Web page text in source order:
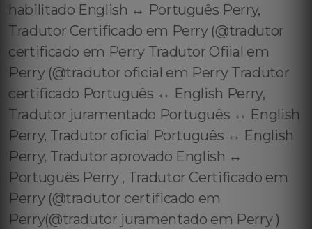
habilitado English ↔️ Português Perry,
Tradutor Certificado em Perry (@tradutor
certificado em Perry Tradutor Ofiial em
Perry (@tradutor oficial em Perry Tradutor
certificado Português ↔️ English Perry,
Tradutor juramentado Português ↔️ English
Perry, Tradutor oficial Português ↔️ English
Perry, Tradutor aprovado English ↔️
Português Perry , Tradutor Certificado em
Perry (@tradutor certificado em
Perry(@tradutor juramentado em Perry )